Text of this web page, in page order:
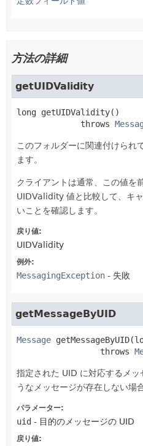
方法の詳細
getUIDValidity
long getUIDValidity()
             throws
このフォルダーに関連付けら
ます。
クライアントは通常、この値を
UIDValidity 値と比較して、キ
いことを確認します。
戻り値:
UIDValidity
例外:
MessagingException - 失敗
getMessageByUID
Message getMessageByUID
                 throws
指定された UID に対応するメッ
うなメッセージが存在しない場合
パラメーター:
uid - 目的のメッセージの UID
戻り値: